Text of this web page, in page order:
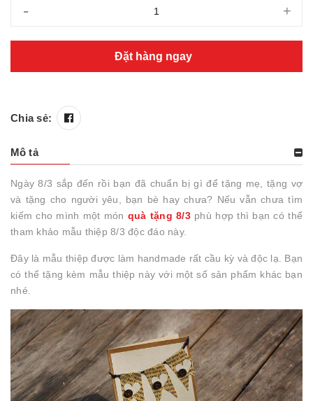
- +
Đặt hàng ngay
Chia sẻ:
Mô tả
Ngày 8/3 sắp đến rồi bạn đã chuẩn bị gì để tặng mẹ, tặng vợ
và tặng cho người yêu, bạn bè hay chưa? Nếu vẫn chưa tìm
kiếm cho mình một món quà tặng 8/3phù hợp thì bạn có thể
tham khảo mẫu thiệp 8/3 độc đáo này.
Đây là mẫu thiệp được làm handmade rất cầu kỳ và độc lạ. Bạn
có thể tặng kèm mẫu thiệp này với một số sản phẩm khác bạn
nhé.